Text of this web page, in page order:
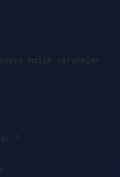
malik viraneler
?